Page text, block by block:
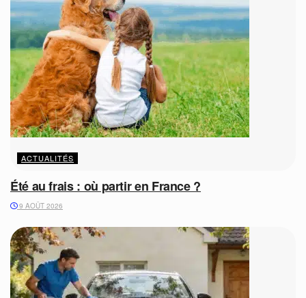
ACTUALITÉS
Été au frais : où partir en France ?
9 AOÛT 2026